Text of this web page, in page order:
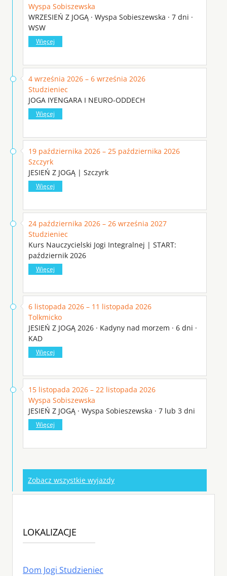
Wyspa Sobiszewska
WRZESIEŃ Z JOGĄ · Wyspa Sobieszewska · 7 dni ·
WSW
Więcej
4 września 2026 – 6 września 2026
Studzieniec
JOGA IYENGARA I NEURO-ODDECH
Więcej
19 października 2026 – 25 października 2026
Szczyrk
JESIEŃ Z JOGĄ | Szczyrk
Więcej
24 października 2026 – 26 września 2027
Studzieniec
Kurs Nauczycielski Jogi Integralnej | START:
październik 2026
Więcej
6 listopada 2026 – 11 listopada 2026
Tolkmicko
JESIEŃ Z JOGĄ 2026 · Kadyny nad morzem · 6 dni ·
KAD
Więcej
15 listopada 2026 – 22 listopada 2026
Wyspa Sobiszewska
JESIEŃ Z JOGĄ · Wyspa Sobieszewska · 7 lub 3 dni
Więcej
Zobacz wszystkie wyjazdy
LOKALIZACJE
Dom Jogi Studzieniec